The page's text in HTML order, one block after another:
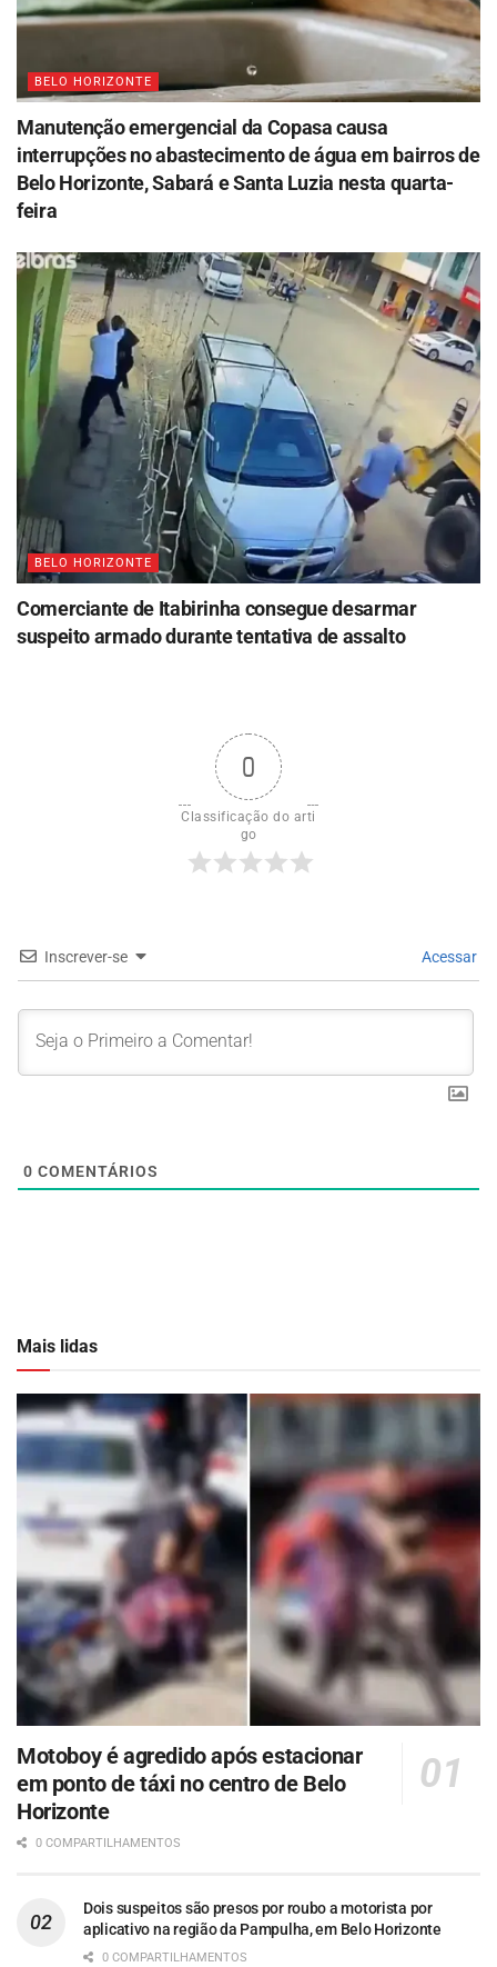
BELO HORIZONTE
Manutenção emergencial da Copasa causa
interrupções no abastecimento de água em bairros de
Belo Horizonte, Sabará e Santa Luzia nesta quarta-
feira
BELO HORIZONTE
Comerciante de Itabirinha consegue desarmar
suspeito armado durante tentativa de assalto
0
Classificação do arti
go
Inscrever-se Acessar
0 COMENTÁRIOS
Mais lidas
Motoboy é agredido após estacionar
em ponto de táxi no centro de Belo
Horizonte
0 COMPARTILHAMENTOS
Dois suspeitos são presos por roubo a motorista por
aplicativo na região da Pampulha, em Belo Horizonte
0 COMPARTILHAMENTOS